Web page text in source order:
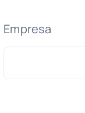
Empresa